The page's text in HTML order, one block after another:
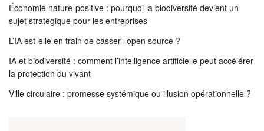
Économie nature-positive : pourquoi la biodiversité devient un
sujet stratégique pour les entreprises
L’IA est-elle en train de casser l’open source ?
IA et biodiversité : comment l’intelligence artificielle peut accélérer
la protection du vivant
Ville circulaire : promesse systémique ou illusion opérationnelle ?